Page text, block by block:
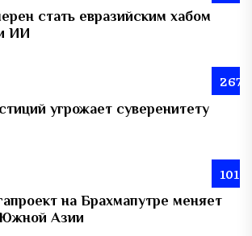
стать евразийским хабом
ИИ
267
угрожает суверенитету
101
на Брахмапутре меняет
Азии